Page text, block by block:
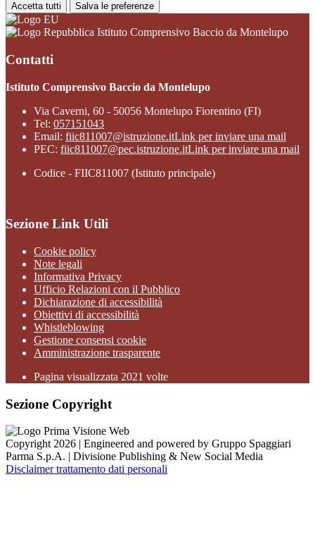
Accetta tutti Salva le preferenze
Istituto Comprensivo Baccio da Montelupo
Contatti
Istituto Comprensivo Baccio da Montelupo
Via Caverni, 60 - 50056 Montelupo Fiorentino (FI)
Tel: 057151043
Email: fiic811007@istruzione.itLink per inviare una mail
PEC: fiic811007@pec.istruzione.itLink per inviare una mail
Codice - FIIC811007 (Istituto principale)
Sezione Link Utili
Cookie policy
Note legali
Informativa Privacy
Ufficio Relazioni con il Pubblico
Dichiarazione di accessibilità
Obiettivi di accessibilità
Whistleblowing
Gestione consensi cookie
Amministrazione trasparente
Pagina visualizzata 2021 volte
Sezione Copyright
Copyright 2026 | Engineered and powered by Gruppo Spaggiari
Parma S.p.A. | Divisione Publishing & New Social Media
Disclaimer trattamento dati personali